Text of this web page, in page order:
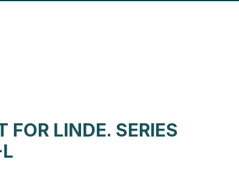
FOR LINDE. SERIES